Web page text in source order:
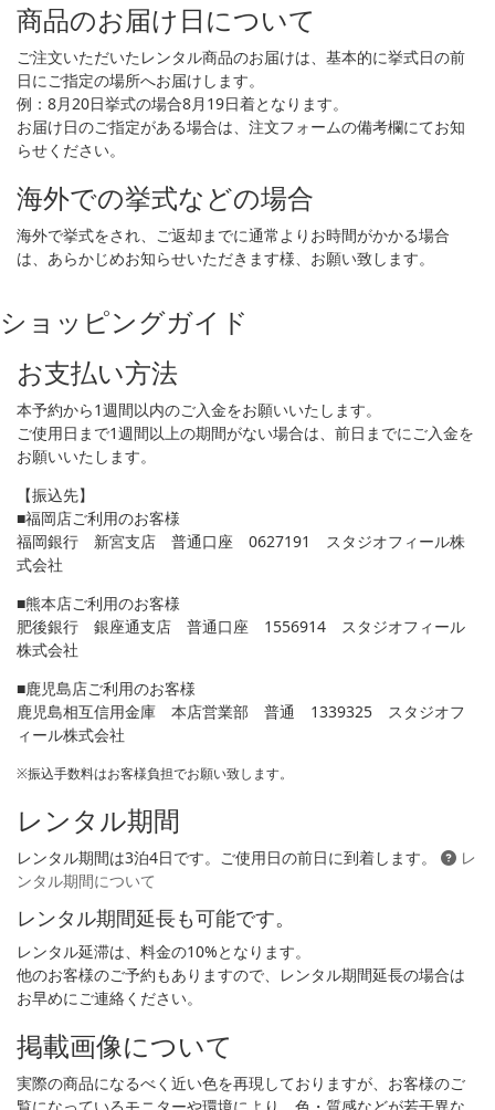
商品のお届け日について
ご注文いただいたレンタル商品のお届けは、基本的に挙式日の前
日にご指定の場所へお届けします。
例：8月20日挙式の場合8月19日着となります。
お届け日のご指定がある場合は、注文フォームの備考欄にてお知
らせください。
海外での挙式などの場合
海外で挙式をされ、ご返却までに通常よりお時間がかかる場合
は、あらかじめお知らせいただきます様、お願い致します。
ショッピングガイド
お支払い方法
本予約から1週間以内のご入金をお願いいたします。
ご使用日まで1週間以上の期間がない場合は、前日までにご入金を
お願いいたします。
【振込先】
■福岡店ご利用のお客様
福岡銀行 新宮支店 普通口座 0627191 スタジオフィール株
式会社
■熊本店ご利用のお客様
肥後銀行 銀座通支店 普通口座 1556914 スタジオフィール
株式会社
■鹿児島店ご利用のお客様
鹿児島相互信用金庫 本店営業部 普通 1339325 スタジオフ
ィール株式会社
※振込手数料はお客様負担でお願い致します。
レンタル期間
レンタル期間は3泊4日です。ご使用日の前日に到着します。
レ
ンタル期間について
レンタル期間延長も可能です。
レンタル延滞は、料金の10%となります。
他のお客様のご予約もありますので、レンタル期間延長の場合は
お早めにご連絡ください。
掲載画像について
実際の商品になるべく近い色を再現しておりますが、お客様のご